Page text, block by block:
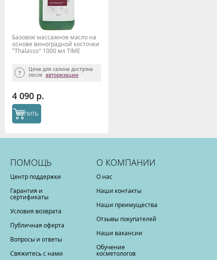
Базовое массажное масло на
основе виноградной косточки
"Thalasso" 1000 мл TIME
Цена для салона доступна
после авторизации
4 090 р.
КУПИТЬ
ПОМОЩЬ
Центр поддержки
Гарантия и
сертификаты
Условия возврата
Публичная оферта
Вопросы и ответы
Свяжитесь с нами
О КОМПАНИИ
О нас
Наши контакты
Наши преимущества
Отзывы покупателей
Наши вакансии
Обучение
косметологов